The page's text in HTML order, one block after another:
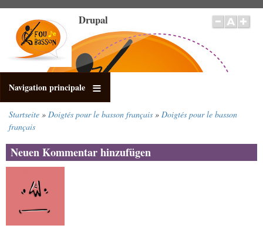
Inhalt
Drupal
Navigation principale
Pfadnavigation
Startseite Doigtés pour le basson français
Doigtés pour le basson
français
Neuen Kommentar hinzufügen